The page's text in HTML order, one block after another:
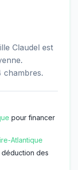
Claudel est
chambres.
pour financer
Atlantique
des